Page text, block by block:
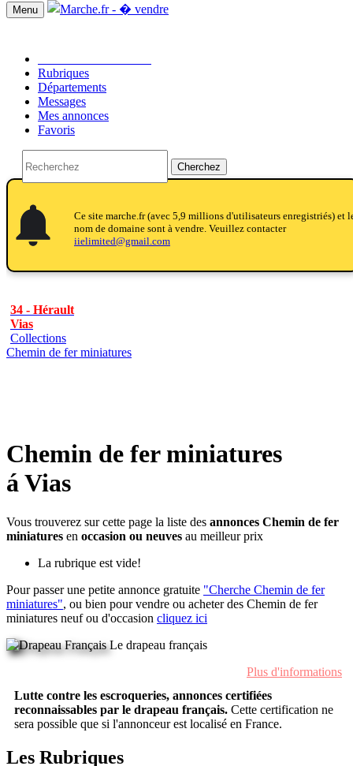
Menu
Rubriques
Départements
Messages
Mes annonces
Favoris
Cherchez
notifications
notifications
Ce site marche.fr (avec 5,9 millions d'utilisateurs enregistriés) et
nom de domaine sont à vendre. Veuillez contacter
iielimited@gmail.com
34 - Hérault
Vias
Collections
Chemin de fer miniatures
Chemin de fer miniatures
á Vias
Vous trouverez sur cette page la liste des annonces Chemin de fer
miniatures en occasion ou neuves au meilleur prix
La rubrique est vide!
Pour passer une petite annonce gratuite "Cherche Chemin de fer
miniatures", ou bien pour vendre ou acheter des Chemin de fer
miniatures neuf ou d'occasion cliquez ici
Le drapeau français
Plus d'informations
Lutte contre les escroqueries, annonces certifiées
reconnaissables par le drapeau français. Cette certification ne
sera possible que si l'annonceur est localisé en France.
Les Rubriques